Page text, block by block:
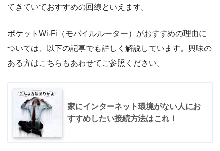
てきていておすすめの回線といえます。
ポケットWi-Fi（モバイルルーター）がおすすめの理由に
ついては、以下の記事でも詳しく解説しています。興味の
ある方はこちらもあわせてご参照ください。
家にインターネット環境がない人にお
すすめしたい接続方法はこれ！